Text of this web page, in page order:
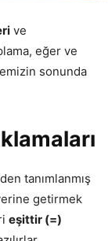
ve
eğer ve
sonunda
tanımlanmış
getirmek
eşittir (=)